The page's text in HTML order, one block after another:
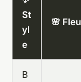
St
yl
e
🌸
B